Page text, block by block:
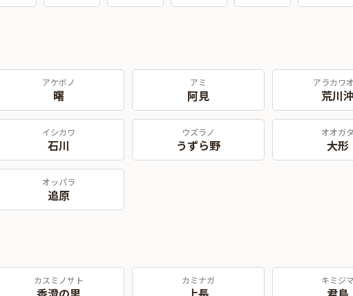
アケボノ
曙
アミ
阿見
アラカワ
荒川
イシカワ
石川
ウズラノ
うずら野
オオガ
大形
オッパラ
追原
カスミノサト カミナガ キミジ